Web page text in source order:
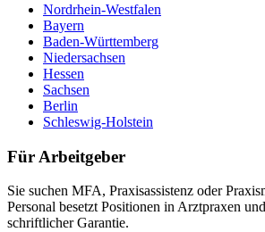
Nordrhein-Westfalen
Bayern
Baden-Württemberg
Niedersachsen
Hessen
Sachsen
Berlin
Schleswig-Holstein
Für Arbeitgeber
Sie suchen MFA, Praxisassistenz oder
Personal besetzt Positionen in Arztpraxen
schriftlicher Garantie.